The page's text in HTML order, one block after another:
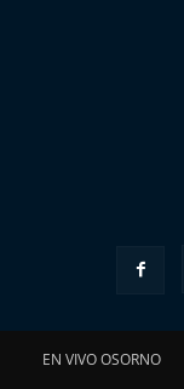
EN VIVO OSORNO